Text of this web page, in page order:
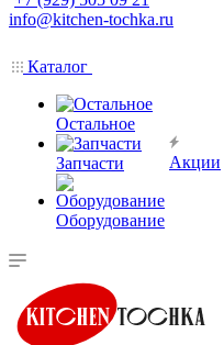
info@kitchen-tochka.ru
Каталог
Остальное
Запчасти
Оборудование
Акции